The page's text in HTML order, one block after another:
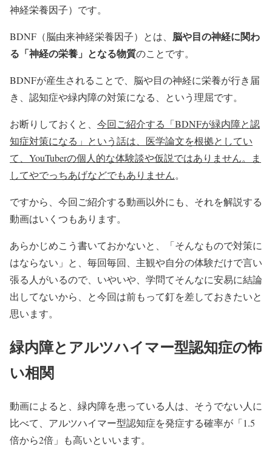
神経栄養因子）です。
BDNF（脳由来神経栄養因子）とは、 脳や目の神経に関わ
る「神経の栄養」となる物質のことです。
BDNFが産生されることで、脳や目の神経に栄養が行き届
き、認知症や緑内障の対策になる、という理屈です。
お断りしておくと、 今回ご紹介する「BDNFが緑内障と認
知症対策になる」という話は、医学論文を根拠としてい
て、YouTuberの個人的な体験談や仮説ではありません。ま
してやでっちあげなどでもありません。
ですから、今回ご紹介する動画以外にも、それを解説する
動画はいくつもあります。
あらかじめこう書いておかないと、「そんなもので対策に
はならない」と、毎回毎回、主観や自分の体験だけで言い
張る人がいるので、いやいや、学問てそんなに安易に結論
出してないから、と今回は前もって釘を差しておきたいと
思います。
緑内障とアルツハイマー型認知症の怖
い相関
動画によると、緑内障を患っている人は、そうでない人に
比べて、アルツハイマー型認知症を発症する確率が「1.5
倍から2倍」も高いといいます。